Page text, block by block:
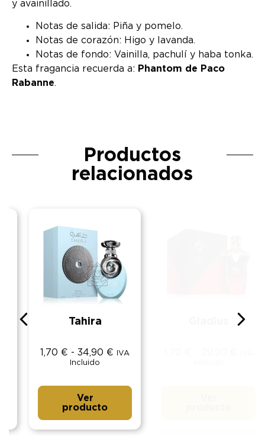
y avainillado.
Notas de salida: Piña y pomelo.
Notas de corazón: Higo y lavanda.
Notas de fondo: Vainilla, pachulí y haba tonka.
Esta fragancia recuerda a: Phantom de Paco
Rabanne.
Productos
relacionados
Tahira
1,70€ - 34,90€ IVA
Incluido
Ver
producto